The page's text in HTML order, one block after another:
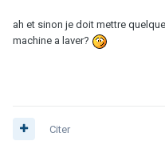
ah et sinon je doit mettre
machine a laver?
Citer